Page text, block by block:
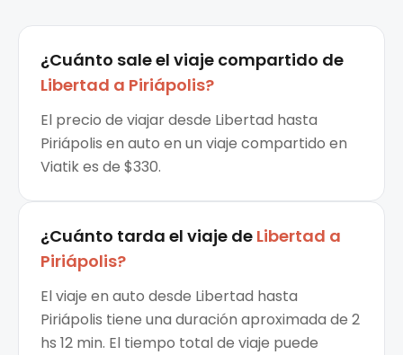
¿Cuánto sale el viaje compartido de
Libertad a Piriápolis?
El precio de viajar desde Libertad hasta
Piriápolis en auto en un viaje compartido en
Viatik es de $330.
¿Cuánto tarda el viaje de Libertad a
Piriápolis?
El viaje en auto desde Libertad hasta
Piriápolis tiene una duración aproximada de 2
hs 12 min. El tiempo total de viaje puede